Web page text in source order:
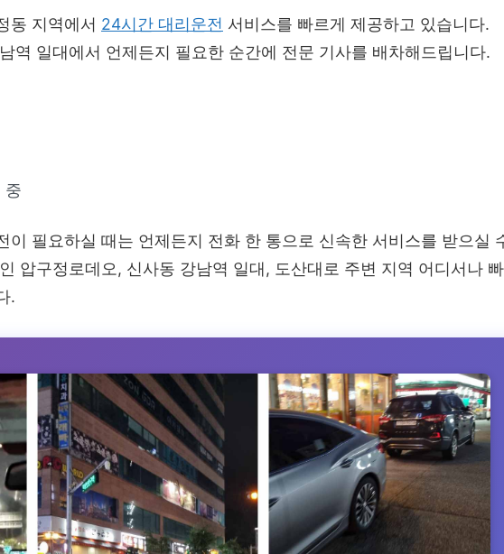
동 지역에서 24시간 대리운전 서비스를 빠르게 제공하고 있습니다.
역 일대에서 언제든지 필요한 순간에 전문 기사를 배차해드립니다.
중
이 필요하실 때는 언제든지 전화 한 통으로 신속한 서비스를 받으실
압구정로데오, 신사동 강남역 일대, 도산대로 주변 지역 어디서나
.